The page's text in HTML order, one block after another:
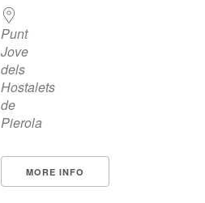
Punt
Jove
dels
Hostalets
de
Pierola
MORE INFO